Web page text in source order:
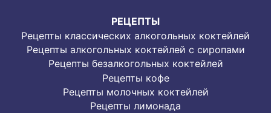
РЕЦЕПТЫ
Рецепты классических алкогольных коктейлей
Рецепты алкогольных коктейлей с сиропами
Рецепты безалкогольных коктейлей
Рецепты кофе
Рецепты молочных коктейлей
Рецепты лимонада